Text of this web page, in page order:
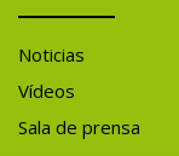
Noticias
Vídeos
Sala de prensa